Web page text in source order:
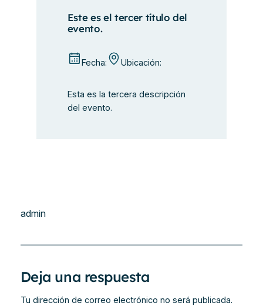
Este es el tercer título del
evento.
Fecha: Ubicación:
Esta es la tercera descripción
del evento.
admin
Deja una respuesta
Tu dirección de correo electrónico no será publicada.